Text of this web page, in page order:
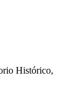
Histórico,